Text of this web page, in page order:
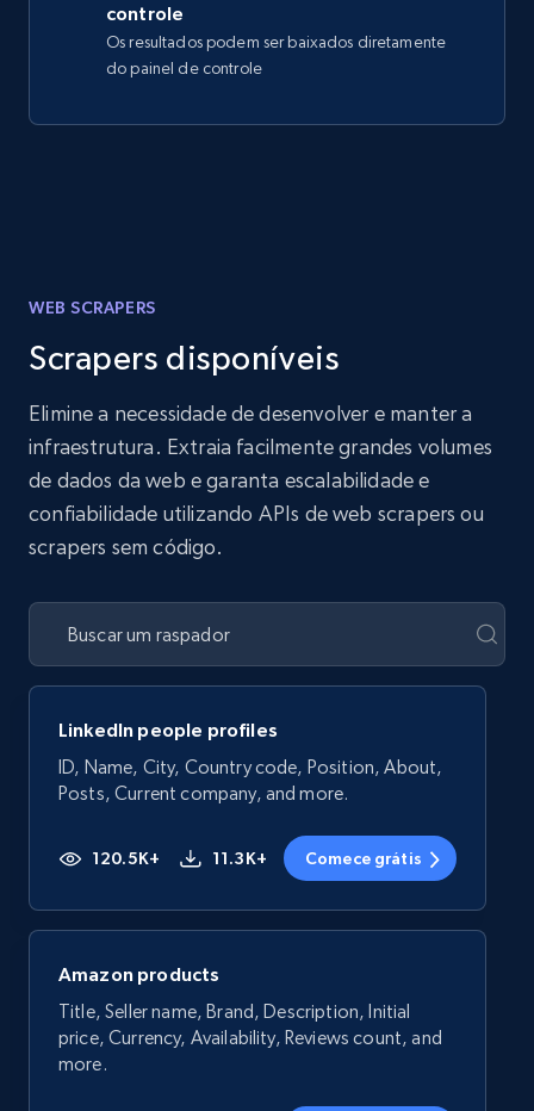
controle
Os resultados podem ser baixados diretamente
do painel de controle
WEB SCRAPERS
Scrapers disponíveis
Elimine a necessidade de desenvolver e manter a
infraestrutura. Extraia facilmente grandes volumes
de dados da web e garanta escalabilidade e
confiabilidade utilizando APIs de web scrapers ou
scrapers sem código.
LinkedIn people profiles
ID, Name, City, Country code, Position, About,
Posts, Current company, and more.
120.5K+ 11.3K+ Comece grátis
Amazon products
Title, Seller name, Brand, Description, Initial
price, Currency, Availability, Reviews count, and
more.